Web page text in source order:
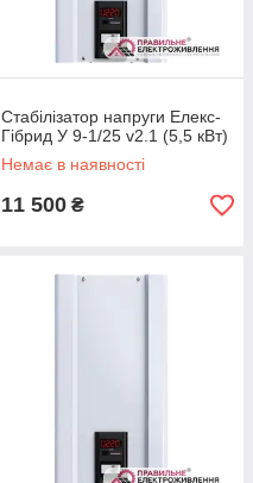
Стабілізатор напруги Елекс-
Гібрид У 9-1/25 v2.1 (5,5 кВт)
Немає в наявності
11 500 ₴